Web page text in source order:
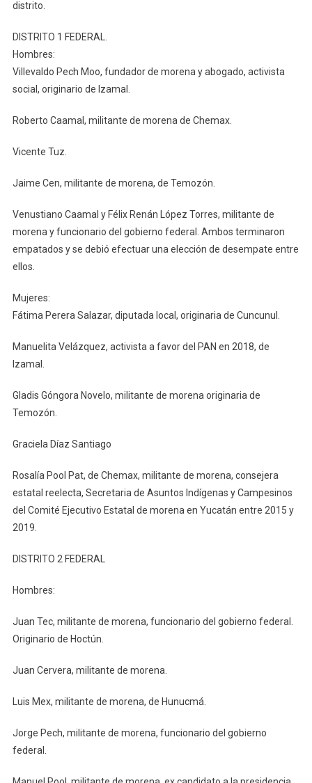
distrito.
DISTRITO 1 FEDERAL.
Hombres:
Villevaldo Pech Moo, fundador de morena y abogado, activista
social, originario de Izamal.
Roberto Caamal, militante de morena de Chemax.
Vicente Tuz.
Jaime Cen, militante de morena, de Temozón.
Venustiano Caamal y Félix Renán López Torres, militante de
morena y funcionario del gobierno federal. Ambos terminaron
empatados y se debió efectuar una elección de desempate entre
ellos.
Mujeres:
Fátima Perera Salazar, diputada local, originaria de Cuncunul.
Manuelita Velázquez, activista a favor del PAN en 2018, de
Izamal.
Gladis Góngora Novelo, militante de morena originaria de
Temozón.
Graciela Díaz Santiago
Rosalía Pool Pat, de Chemax, militante de morena, consejera
estatal reelecta, Secretaria de Asuntos Indígenas y Campesinos
del Comité Ejecutivo Estatal de morena en Yucatán entre 2015 y
2019.
DISTRITO 2 FEDERAL
Hombres:
Juan Tec, militante de morena, funcionario del gobierno federal.
Originario de Hoctún.
Juan Cervera, militante de morena.
Luis Mex, militante de morena, de Hunucmá.
Jorge Pech, militante de morena, funcionario del gobierno
federal.